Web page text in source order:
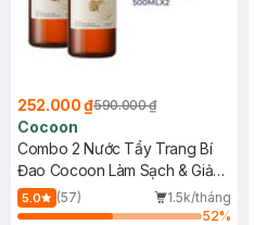
252.000 ₫590.000 ₫
Cocoon
Combo 2 Nước Tẩy Trang Bí
Đao Cocoon Làm Sạch & Giảm
Dầu 500ml
5.0 (57)
1.5k/tháng
52%